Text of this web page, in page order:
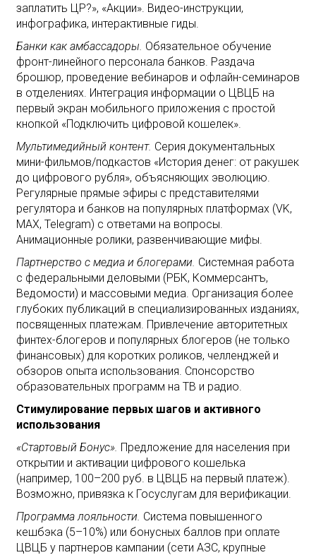
заплатить ЦР?», «Акции». Видео-инструкции,
инфографика, интерактивные гиды.
Банки как амбассадоры. Обязательное обучение
фронт-линейного персонала банков. Раздача
брошюр, проведение вебинаров и офлайн-семинаров
в отделениях. Интеграция информации о ЦВЦБ на
первый экран мобильного приложения с простой
кнопкой «Подключить цифровой кошелек».
Мультимедийный контент. Серия документальных
мини-фильмов/подкастов «История денег: от ракушек
до цифрового рубля», объясняющих эволюцию.
Регулярные прямые эфиры с представителями
регулятора и банков на популярных платформах (VK,
MAX, Telegram) с ответами на вопросы.
Анимационные ролики, развенчивающие мифы.
Партнерство с медиа и блогерами. Системная работа
с федеральными деловыми (РБК, Коммерсантъ,
Ведомости) и массовыми медиа. Организация более
глубоких публикаций в специализированных изданиях,
посвященных платежам. Привлечение авторитетных
финтех-блогеров и популярных блогеров (не только
финансовых) для коротких роликов, челленджей и
обзоров опыта использования. Спонсорство
образовательных программ на ТВ и радио.
Стимулирование первых шагов и активного
использования
«Стартовый Бонус». Предложение для населения при
открытии и активации цифрового кошелька
(например, 100–200 руб. в ЦВЦБ на первый платеж).
Возможно, привязка к Госуслугам для верификации.
Программа лояльности. Система повышенного
кешбэка (5–10%) или бонусных баллов при оплате
ЦВЦБ у партнеров кампании (сети АЗС, крупные